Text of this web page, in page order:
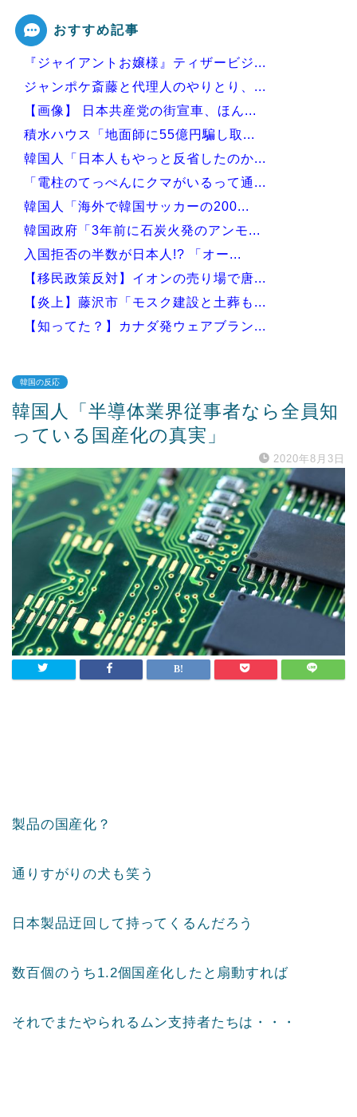
Powered by livedoor 相互RSS
おすすめ記事
『ジャイアントお嬢様』ティザービジ...
ジャンポケ斎藤と代理人のやりとり、...
【画像】 日本共産党の街宣車、ほん...
積水ハウス「地面師に55億円騙し取...
韓国人「日本人もやっと反省したのか...
「電柱のてっぺんにクマがいるって通...
韓国人「海外で韓国サッカーの200...
韓国政府「3年前に石炭火発のアンモ...
入国拒否の半数が日本人!? 「オー...
【移民政策反対】イオンの売り場で唐...
【炎上】藤沢市「モスク建設と土葬も...
【知ってた？】カナダ発ウェアブラン...
Powered by livedoor 相互RSS
韓国の反応
韓国人「半導体業界従事者なら全員知
っている国産化の真実」
2020年8月3日
製品の国産化？
通りすがりの犬も笑う
日本製品迂回して持ってくるんだろう
数百個のうち1.2個国産化したと扇動すれば
それでまたやられるムン支持者たちは・・・